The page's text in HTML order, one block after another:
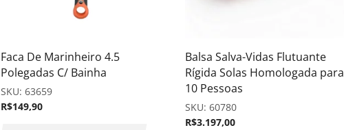
Faca De Marinheiro 4.5
Polegadas C/ Bainha
SKU: 63659
R$149,90
Balsa Salva-Vidas Flutuante
Rígida Solas Homologada para
10 Pessoas
SKU:60780
R$3.197,00